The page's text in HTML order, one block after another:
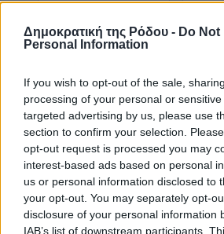
Δημοκρατική της Ρόδου - Do
Personal Information
If you wish to opt-out of the sale,
processing of your personal or
targeted advertising by us, please use
section to confirm your selection.
opt-out request is processed you may
interest-based ads based on personal
us or personal information disclosed to
your opt-out. You may separately opt-
disclosure of your personal information
IAB’s list of downstream participants.
Φύλαξε τα στοιχεία μου για